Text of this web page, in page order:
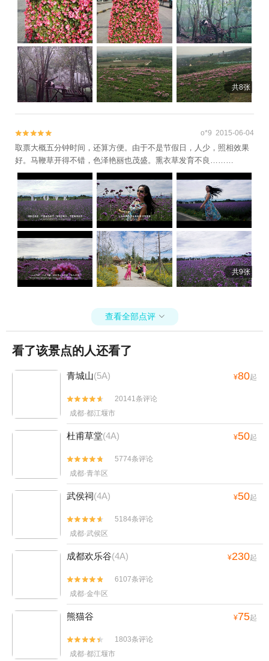
共8张

 o*9 2015-06-04
取票大概五分钟时间，还算方便。由于不是节假日，人少，照相效果
好。马鞭草开得不错，色泽艳丽也茂盛。熏衣草发育不良………
共9张
查看全部点评 
看了该景点的人还看了
青城山(5A) ¥80起


20141条评论
成都·都江堰市
杜甫草堂(4A) ¥50起


5774条评论
成都·青羊区
武侯祠(4A) ¥50起


5184条评论
成都·武侯区
成都欢乐谷(4A) ¥230起


6107条评论
成都·金牛区
熊猫谷 ¥75起


1803条评论
成都·都江堰市